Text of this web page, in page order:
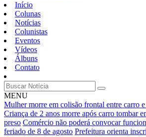
Início
Colunas
Notícias
Colunistas
Eventos
Vídeos
Álbuns
Contato
MENU
Mulher morre em colisão frontal entre carro
Criança de 2 anos morre após carro tombar
preso Comércio não poderá convocar
feriado de 8 de agosto Prefeitura orienta